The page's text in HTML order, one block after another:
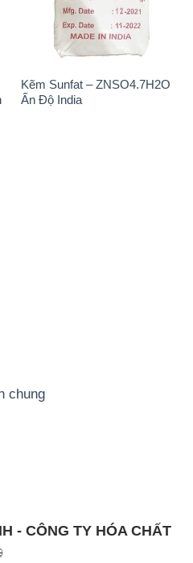
Kẽm Sunfat – ZNSO4.7H2O
Ấn Độ India
chung
- CÔNG TY HÓA CHẤT